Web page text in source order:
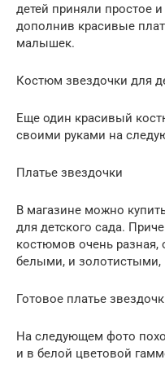
детей приняли простое
дополнив красивые
малышек.
Костюм звездочки для
Еще один красивый
своими руками на
Платье звездочки
В магазине можно
для детского сада.
костюмов очень
белыми, и
Готовое платье
На следующем фото
и в белой цветовой